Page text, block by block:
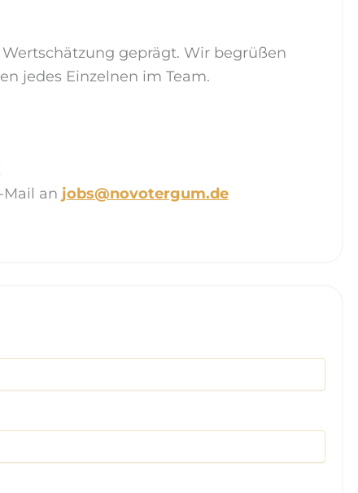
geprägt. Wir begrüßen
jedes Einzelnen im Team.
Mail an jobs@novotergum.de